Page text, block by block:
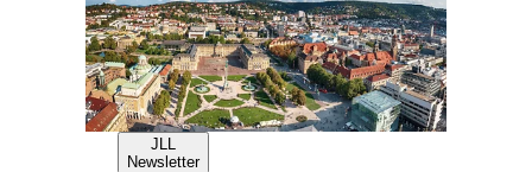
JLL
Newsletter